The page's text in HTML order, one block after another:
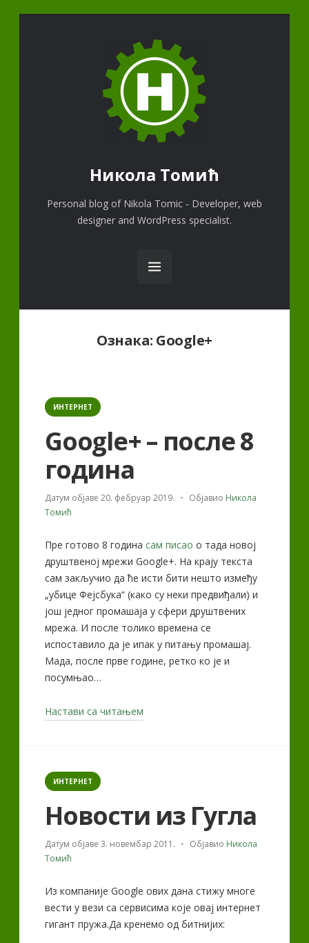
Никола Томић
Personal blog of Nikola Tomic - Developer, web
designer and WordPress specialist.
Ознака: Google+
Categories
ИНТЕРНЕТ
Google+ – после 8
година
Датум објаве20. фебруар 2019. Објавио Никола
Томић
Пре готово 8 годинасам писао о тада новој
друштвеној мрежи Google+. На крају текста
сам закључио да ће исти бити нешто између
„убице Фејсбука“ (како су неки предвиђали) и
још једног промашаја у сфери друштвених
мрежа. И после толико времена се
испоставило да је ипак у питању промашај.
Мада, после прве године, ретко ко је и
посумњао…
Настави са читањем
Categories
ИНТЕРНЕТ
Новости из Гугла
Датум објаве3. новембар 2011. Објавио Никола
Томић
Из компаније Google ових дана стижу многе
вести у вези са сервисима које овај интернет
гигант пружа.Да кренемо од битнијих: